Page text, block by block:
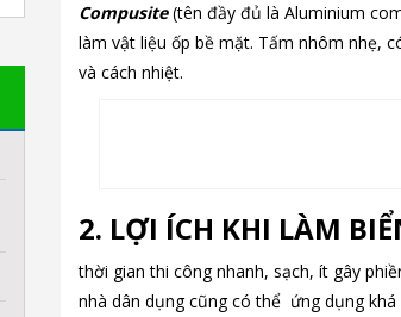
Compusite(tên đầy đủ là Aluminium
làm vật liệu ốp bề mặt. Tấm nhôm nhẹ,
và cách nhiệt.
2. LỢI ÍCH KHI LÀM
thời gian thi công nhanh, sạch, ít gây
nhà dân dụng cũng có thể ứng dụng